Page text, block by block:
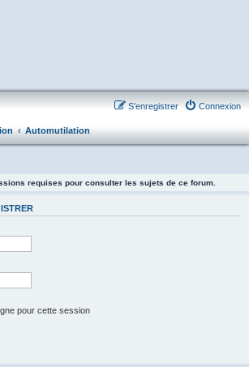
Connexion
S’enregistrer
Automutilation
requises pour consulter les sujets de ce forum.
pour cette session